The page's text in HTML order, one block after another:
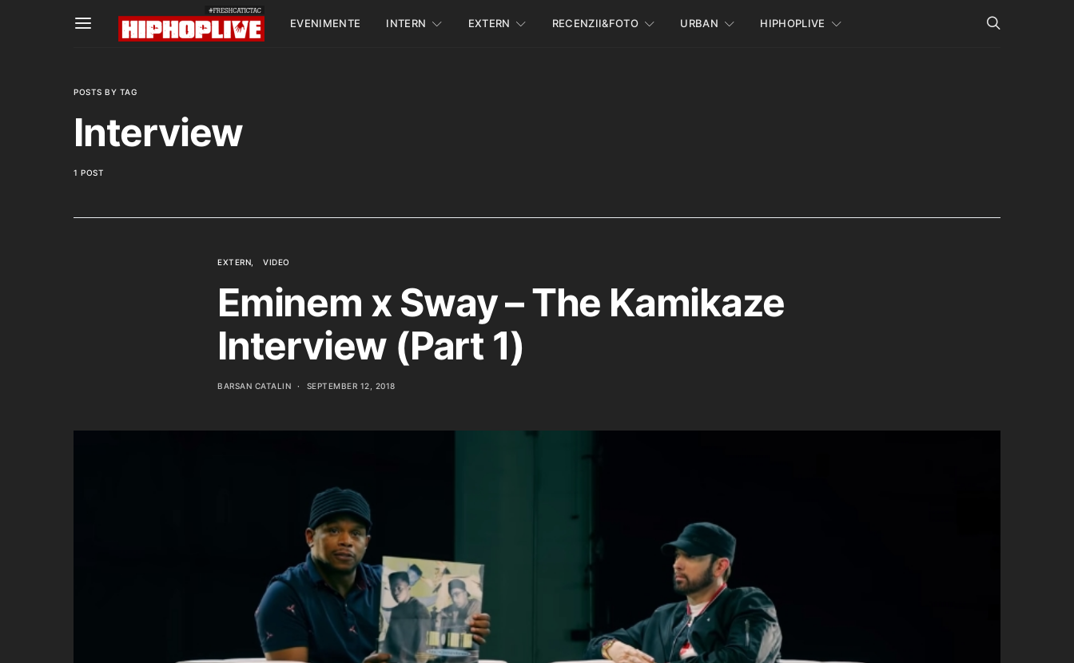
EVENIMENTE INTERN EXTERN RECENZII&FOTO URBAN HIPHOPLIVE
POSTS BY TAG
Interview
1 POST
EXTERN VIDEO
Eminem x Sway – The Kamikaze
Interview (Part 1)
BARSAN CATALIN SEPTEMBER 12, 2018